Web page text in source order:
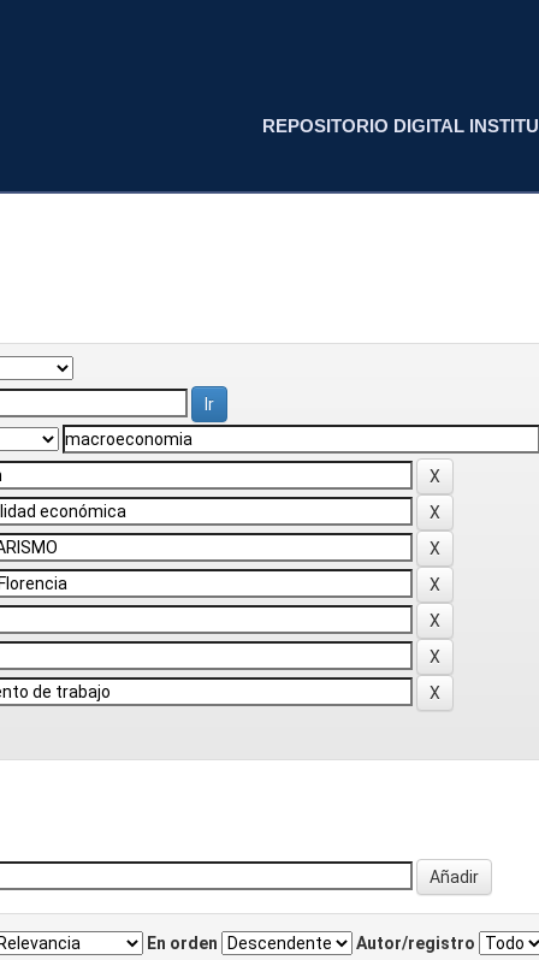
REPOSITORIO DIGITAL
En orden Autor/registro